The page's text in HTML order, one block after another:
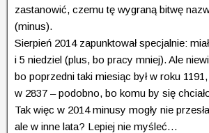
zastanowić, czemu tę wygraną bitwę
(minus).
Sierpień 2014 zapunktował specjalnie:
i 5 niedziel (plus, bo pracy mniej). Ale
bo poprzedni taki miesiąc był w roku
w 2837 – podobno, bo komu by się
Tak więc w 2014 minusy mogły nie
ale w inne lata? Lepiej nie myśleć…